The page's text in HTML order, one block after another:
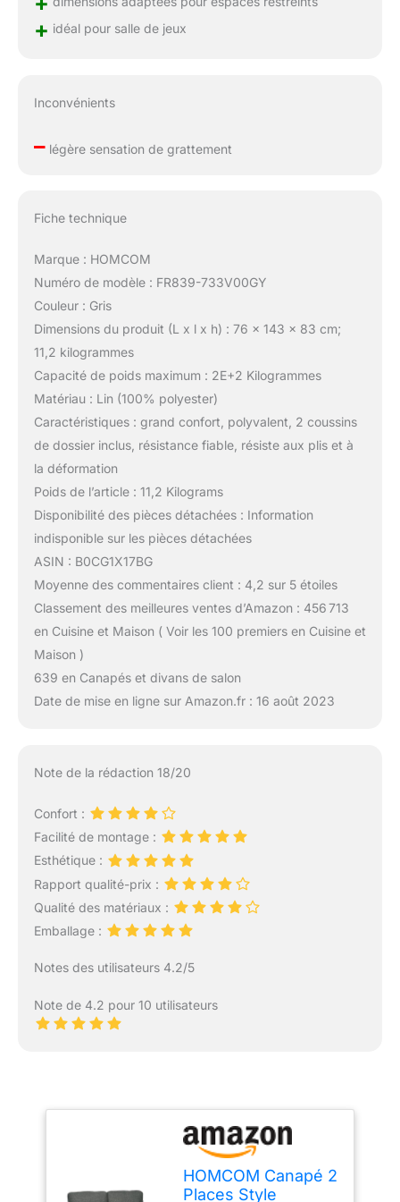
+ idéal pour salle de jeux
Inconvénients
–légère sensation de grattement
Fiche technique
Marque : HOMCOM
Numéro de modèle : FR839-733V00GY
Couleur : Gris
Dimensions du produit (L x l x h) : 76 x 143 x 83 cm;
11,2 kilogrammes
Capacité de poids maximum : 2E+2 Kilogrammes
Matériau : Lin (100% polyester)
Caractéristiques : grand confort, polyvalent, 2 coussins
de dossier inclus, résistance fiable, résiste aux plis et à
la déformation
Poids de l’article : 11,2 Kilograms
Disponibilité des pièces détachées : Information
indisponible sur les pièces détachées
ASIN : B0CG1X17BG
Moyenne des commentaires client : 4,2 sur 5 étoiles
Classement des meilleures ventes d’Amazon : 456 713
en Cuisine et Maison ( Voir les 100 premiers en Cuisine et
Maison )
639 en Canapés et divans de salon
Date de mise en ligne sur Amazon.fr : 16 août 2023
Note de la rédaction 18/20
Confort :
Facilité de montage :
Esthétique :
Rapport qualité-prix :
Qualité des matériaux :
Emballage :
Notes des utilisateurs 4.2/5
Note de 4.2 pour 10 utilisateurs
HOMCOM Canapé 2
Places Style